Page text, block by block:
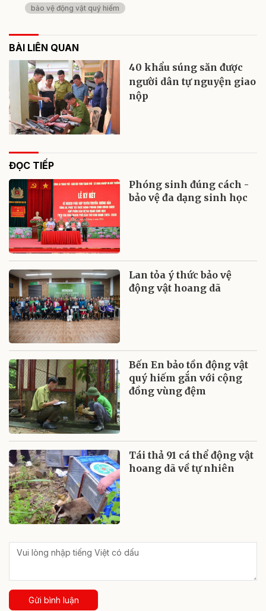
bảo vệ động vật quý hiếm
BÀI LIÊN QUAN
40 khẩu súng săn được
người dân tự nguyện giao
nộp
ĐỌC TIẾP
Phóng sinh đúng cách -
bảo vệ đa dạng sinh học
Lan tỏa ý thức bảo vệ
động vật hoang dã
Bến En bảo tồn động vật
quý hiếm gắn với cộng
đồng vùng đệm
Tái thả 91 cá thể động vật
hoang dã về tự nhiên
Gửi bình luận